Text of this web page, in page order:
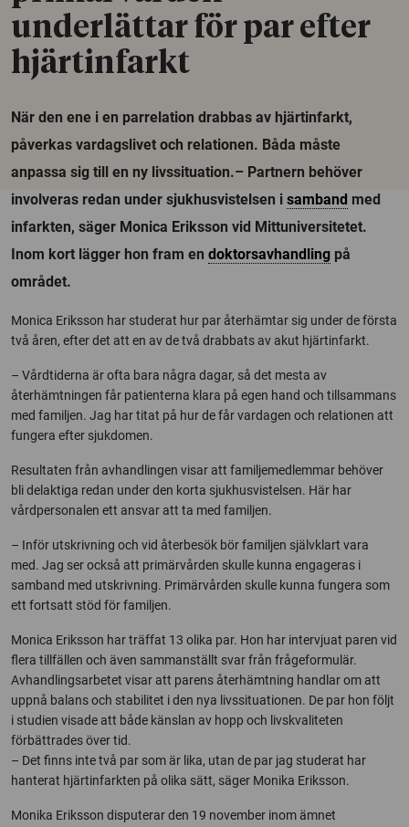
underlättar för par efter
hjärtinfarkt
När den ene i en parrelation drabbas av hjärtinfarkt,
påverkas vardagslivet och relationen. Båda måste
anpassa sig till en ny livssituation.– Partnern behöver
involveras redan under sjukhusvistelsen i samband med
infarkten, säger Monica Eriksson vid Mittuniversitetet.
Inom kort lägger hon fram en doktorsavhandling på
området.
Monica Eriksson har studerat hur par återhämtar sig under de första
två åren, efter det att en av de två drabbats av akut hjärtinfarkt.
– Vårdtiderna är ofta bara några dagar, så det mesta av
återhämtningen får patienterna klara på egen hand och tillsammans
med familjen. Jag har titat på hur de får vardagen och relationen att
fungera efter sjukdomen.
Resultaten från avhandlingen visar att familjemedlemmar behöver
bli delaktiga redan under den korta sjukhusvistelsen. Här har
vårdpersonalen ett ansvar att ta med familjen.
– Inför utskrivning och vid återbesök bör familjen självklart vara
med. Jag ser också att primärvården skulle kunna engageras i
samband med utskrivning. Primärvården skulle kunna fungera som
ett fortsatt stöd för familjen.
Monica Eriksson har träffat 13 olika par. Hon har intervjuat paren vid
flera tillfällen och även sammanställt svar från frågeformulär.
Avhandlingsarbetet visar att parens återhämtning handlar om att
uppnå balans och stabilitet i den nya livssituationen. De par hon följt
i studien visade att både känslan av hopp och livskvaliteten
förbättrades över tid.
– Det finns inte två par som är lika, utan de par jag studerat har
hanterat hjärtinfarkten på olika sätt, säger Monika Eriksson.
Monika Eriksson disputerar den 19 november inom ämnet